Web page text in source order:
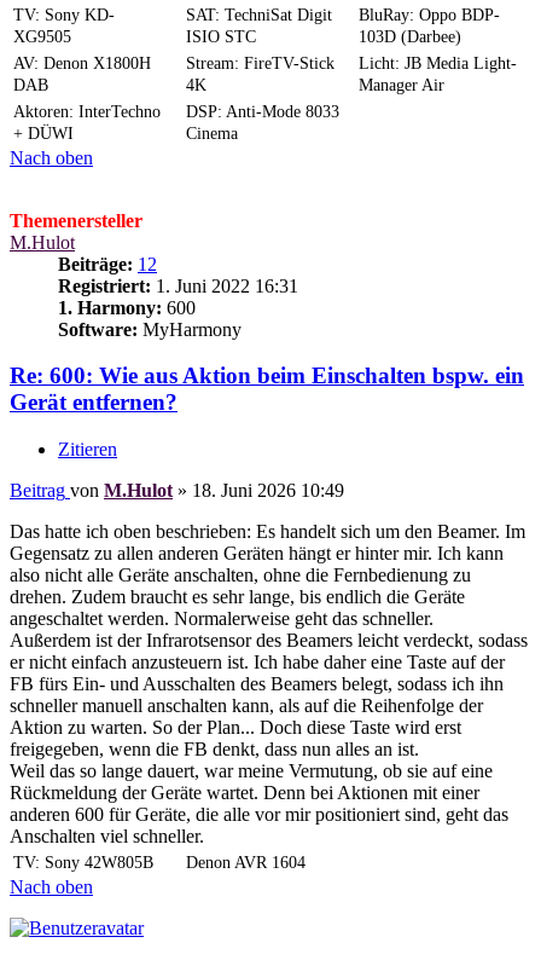
TV: Sony KD-
XG9505
SAT: TechniSat Digit
ISIO STC
BluRay: Oppo BDP-
103D (Darbee)
AV: Denon X1800H
DAB
Stream: FireTV-Stick
4K
Licht: JB Media Light-
Manager Air
Aktoren: InterTechno
+ DÜWI
DSP: Anti-Mode 8033
Cinema
Nach oben
Themenersteller
M.Hulot
Beiträge: 12
Registriert: 1. Juni 2022 16:31
1. Harmony: 600
Software: MyHarmony
Re: 600: Wie aus Aktion beim Einschalten bspw. ein
Gerät entfernen?
Zitieren
Beitrag von M.Hulot » 18. Juni 2026 10:49
Das hatte ich oben beschrieben: Es handelt sich um den Beamer. Im
Gegensatz zu allen anderen Geräten hängt er hinter mir. Ich kann
also nicht alle Geräte anschalten, ohne die Fernbedienung zu
drehen. Zudem braucht es sehr lange, bis endlich die Geräte
angeschaltet werden. Normalerweise geht das schneller.
Außerdem ist der Infrarotsensor des Beamers leicht verdeckt, sodass
er nicht einfach anzusteuern ist. Ich habe daher eine Taste auf der
FB fürs Ein- und Ausschalten des Beamers belegt, sodass ich ihn
schneller manuell anschalten kann, als auf die Reihenfolge der
Aktion zu warten. So der Plan... Doch diese Taste wird erst
freigegeben, wenn die FB denkt, dass nun alles an ist.
Weil das so lange dauert, war meine Vermutung, ob sie auf eine
Rückmeldung der Geräte wartet. Denn bei Aktionen mit einer
anderen 600 für Geräte, die alle vor mir positioniert sind, geht das
Anschalten viel schneller.
TV: Sony 42W805B Denon AVR 1604
Nach oben